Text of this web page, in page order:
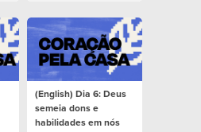
(English) Dia 6: Deus
semeia dons e
habilidades em nós